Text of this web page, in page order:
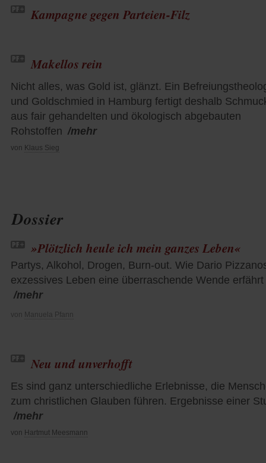
Kampagne gegen Parteien-Filz
Makellos rein
Nicht alles, was Gold ist, glänzt. Ein
und Goldschmied in Hamburg fertigt deshalb
aus fair gehandelten und ökologisch abgebauten
Rohstoffen /mehr
von Klaus Sieg
Dossier
»Plötzlich heule ich mein ganzes Leben«
Partys, Alkohol, Drogen, Burn-out. Wie Dario
exzessives Leben eine überraschende Wende erfährt
/mehr
von Manuela Pfann
Neu und unverhofft
Es sind ganz unterschiedliche Erlebnisse, die
zum christlichen Glauben führen. Ergebnisse einer
/mehr
von Hartmut Meesmann